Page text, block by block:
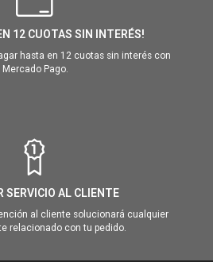
12 CUOTAS SIN INTERÉS!
hasta en 12 cuotas sin interés con
Mercado Pago.
SERVICIO AL CLIENTE
al cliente solucionará cualquier
relacionado con tu pedido.